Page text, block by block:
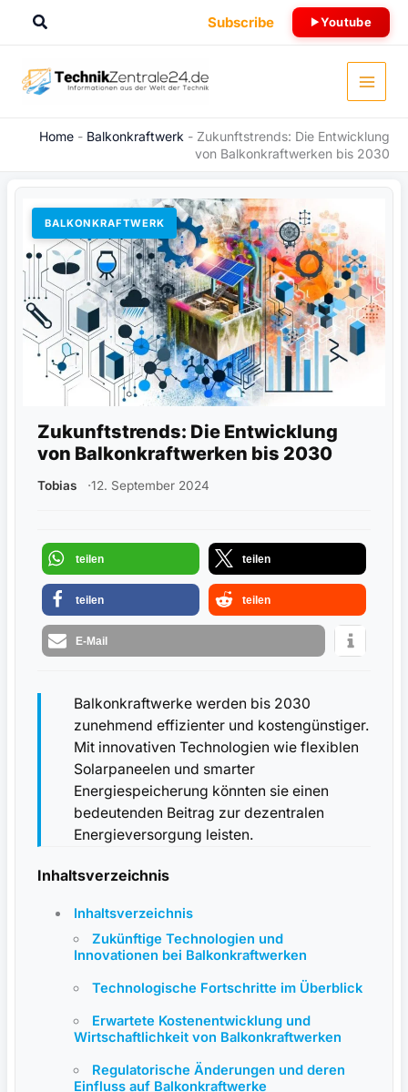
Suchen Subscribe Youtube
Home - Balkonkraftwerk - Zukunftstrends: Die Entwicklung
von Balkonkraftwerken bis 2030
BALKONKRAFTWERK
Zukunftstrends: Die Entwicklung
von Balkonkraftwerken bis 2030
Tobias 12. September 2024
teilen teilen
teilen teilen
E-Mail
Balkonkraftwerke werden bis 2030
zunehmend effizienter und kostengünstiger.
Mit innovativen Technologien wie flexiblen
Solarpaneelen und smarter
Energiespeicherung könnten sie einen
bedeutenden Beitrag zur dezentralen
Energieversorgung leisten.
Inhaltsverzeichnis
Inhaltsverzeichnis
Zukünftige Technologien und
Innovationen bei Balkonkraftwerken
Technologische Fortschritte im Überblick
Erwartete Kostenentwicklung⁤ und
Wirtschaftlichkeit von ​Balkonkraftwerken
Regulatorische Änderungen und deren
Einfluss⁣ auf Balkonkraftwerke